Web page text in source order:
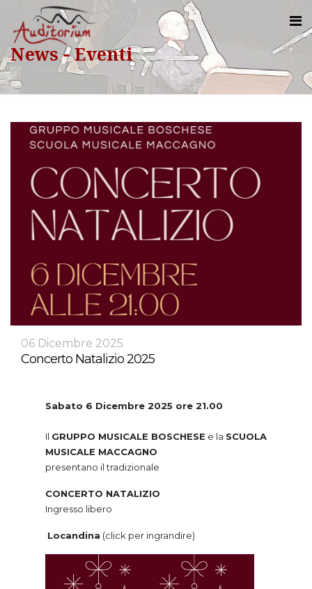
News - Eventi
06 Dicembre 2025
Concerto Natalizio 2025
Sabato 6 Dicembre 2025 ore 21.00
Il GRUPPO MUSICALE BOSCHESE e la SCUOLA
MUSICALE MACCAGNO
presentano il tradizionale
CONCERTO NATALIZIO
Ingresso libero
Locandina (click per ingrandire)